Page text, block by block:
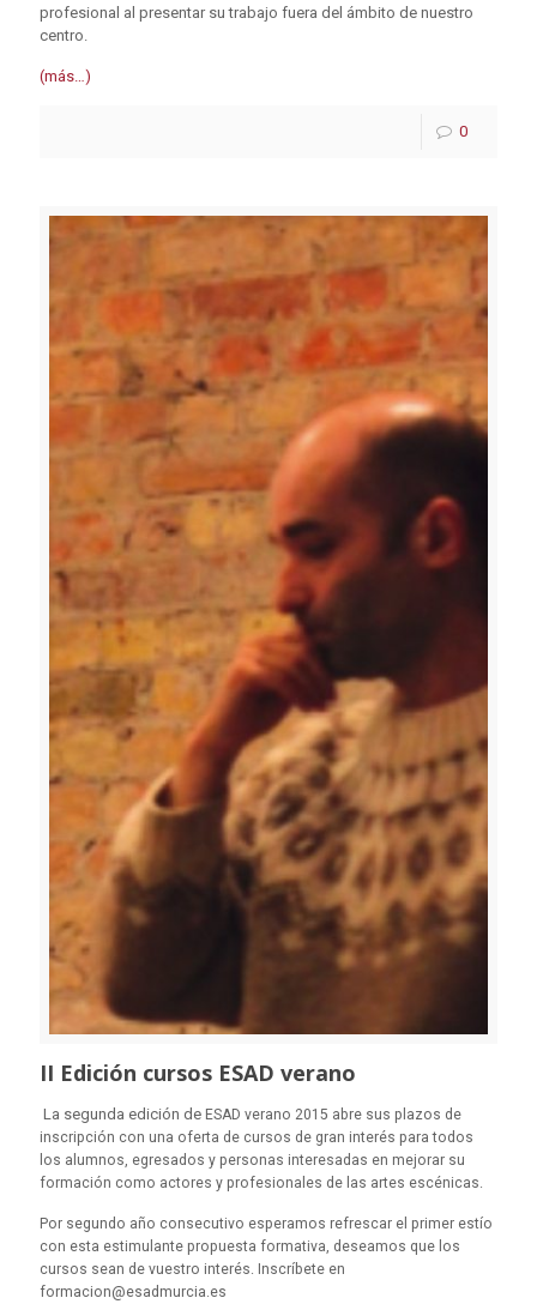
profesional al presentar su trabajo fuera del ámbito de nuestro
centro.
(más…)
0
II Edición cursos ESAD verano
La segunda edición de ESAD verano 2015 abre sus plazos de
inscripción con una oferta de cursos de gran interés para todos
los alumnos, egresados y personas interesadas en mejorar su
formación como actores y profesionales de las artes escénicas.
Por segundo año consecutivo esperamos refrescar el primer estío
con esta estimulante propuesta formativa, deseamos que los
cursos sean de vuestro interés. Inscríbete en
formacion@esadmurcia.es